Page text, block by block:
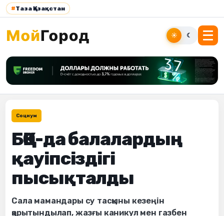
#Таза Қазақстан
☀ ☾
Социум
БҚО-да балалардың
қауіпсіздігі
пысықталды
Сала мамандары су тасқыны кезеңін
қорытындылап, жазғы каникул мен газбен